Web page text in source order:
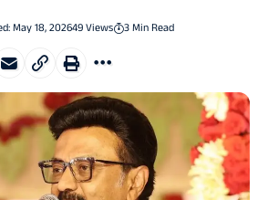
May 18, 202649 Views 3 Min Read